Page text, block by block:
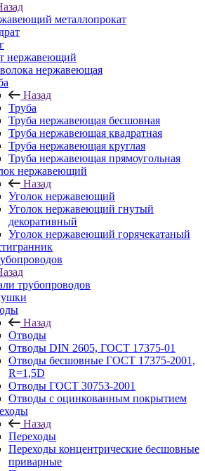
металлопрокат
нержавеющий
нержавеющая
Назад
Труба
Труба нержавеющая бесшовная
Труба нержавеющая квадратная
Труба нержавеющая круглая
Труба нержавеющая прямоугольная
нержавеющий
Назад
Уголок нержавеющий
Уголок нержавеющий гнутый
декоративный
Уголок нержавеющий горячекатаный
трубопроводов
Назад
Отводы
Отводы DIN 2605, ГОСТ 17375-01
Отводы бесшовные ГОСТ 17375-2001,
R=1,5D
Отводы ГОСТ 30753-2001
Отводы с оцинкованным покрытием
Назад
Переходы
Переходы концентрические бесшовные
приварные